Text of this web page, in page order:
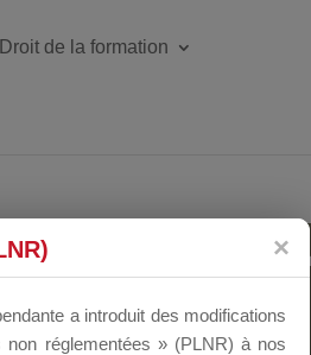
Droit de la formation
a introduit des modifications
réglementées » (PLNR) à nos